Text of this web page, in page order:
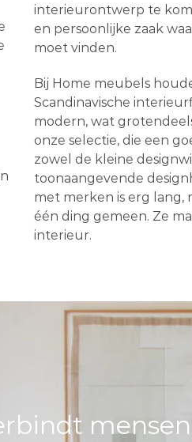
interieurontwerp te
en persoonlijke zaak
moet vinden.
Bij Home meubels
Scandinavische
modern, wat
onze selectie, die een
zowel de kleine
toonaangevende
met merken is erg lang,
één ding gemeen. Ze
interieur.